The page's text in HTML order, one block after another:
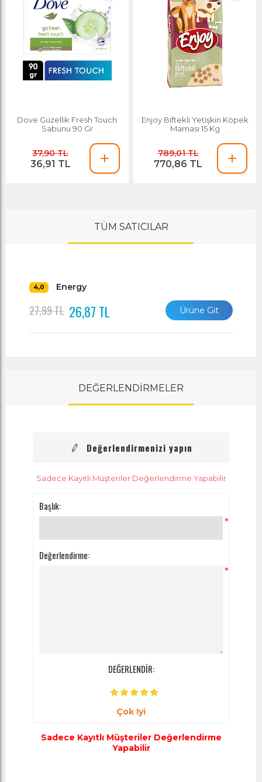
Dove Güzellik Fresh Touch
Sabunu 90 Gr
37,90 TL
36,91 TL
Enjoy Biftekli Yetişkin Köpek
Maması 15 Kg
789,01 TL
770,86 TL
TÜM SATICILAR
4,0 Energy
27,99 TL 26,87 TL Ürüne Git
DEĞERLENDİRMELER
Değerlendirmenizi yapın
Sadece Kayıtlı Müşteriler Değerlendirme Yapabilir
Başlık:
*
Değerlendirme:
*
DEĞERLENDİR:
Çok Iyi
Sadece Kayıtlı Müşteriler Değerlendirme
Yapabilir